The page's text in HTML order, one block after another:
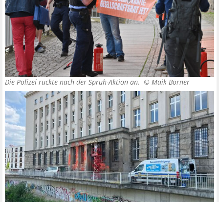
Die Polizei rückte nach der Sprüh-Aktion an. © Maik Börner